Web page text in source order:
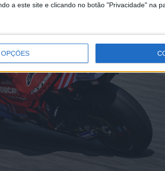
a este site e clicando no botão "Privacidade" na